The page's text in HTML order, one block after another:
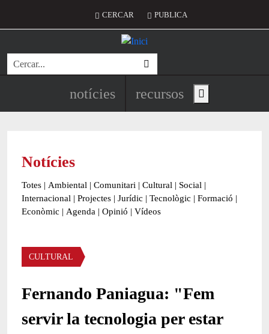
Menú del compte d'usuari
CERCAR PUBLICA
Cerca
Navegació principal de
notícies recursos Show main menu
Notícies
Totes | Ambiental | Comunitari | Cultural | Social |
Internacional | Projectes | Jurídic | Tecnològic | Formació |
Econòmic | Agenda | Opinió | Vídeos
Àmbit de la notícia
CULTURAL
Fernando Paniagua: "Fem
servir la tecnologia per estar